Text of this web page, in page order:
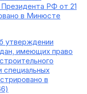
РФ от 21
в Минюсте
утверждении
имеющих право
специальных
в